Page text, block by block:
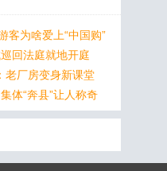
客为啥爱上“中国购”
回法庭就地开庭
老厂房变身新课堂
体“奔县”让人称奇